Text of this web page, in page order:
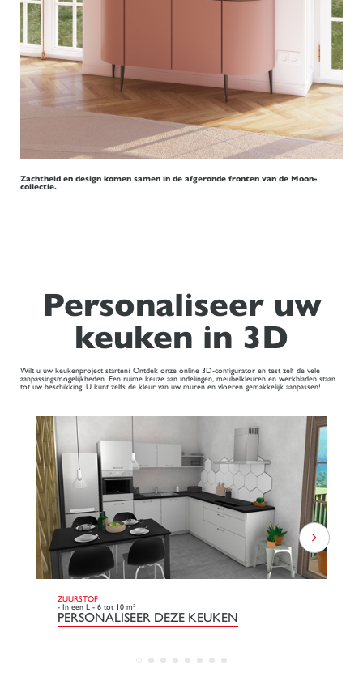
Zachtheid en design komen samen in de afgeronde fronten van de Moon-
collectie.
Personaliseer uw
keuken in 3D
Wilt u uw keukenproject starten? Ontdek onze online 3D-configurator en test zelf de vele
aanpassingsmogelijkheden. Een ruime keuze aan indelingen, meubelkleuren en werkbladen staan
tot uw beschikking. U kunt zelfs de kleur van uw muren en vloeren gemakkelijk aanpassen!
ZUURSTOF
- In een L - 6 tot 10 m²
PERSONALISEER DEZE KEUKEN